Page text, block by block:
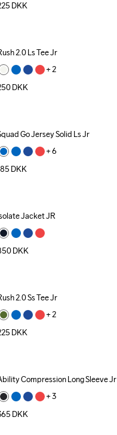
DKK
2.0 Ls Tee Jr
+ 2
DKK
Go Jersey Solid Ls Jr
+ 6
DKK
Jacket JR
DKK
2.0 Ss Tee Jr
+ 2
DKK
Compression Long Sleeve Jr
+ 3
DKK